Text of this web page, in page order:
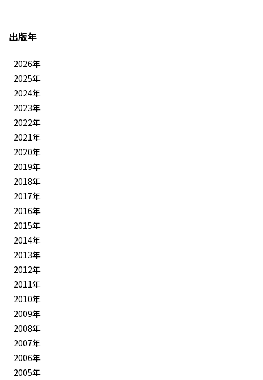
出版年
2026年
2025年
2024年
2023年
2022年
2021年
2020年
2019年
2018年
2017年
2016年
2015年
2014年
2013年
2012年
2011年
2010年
2009年
2008年
2007年
2006年
2005年